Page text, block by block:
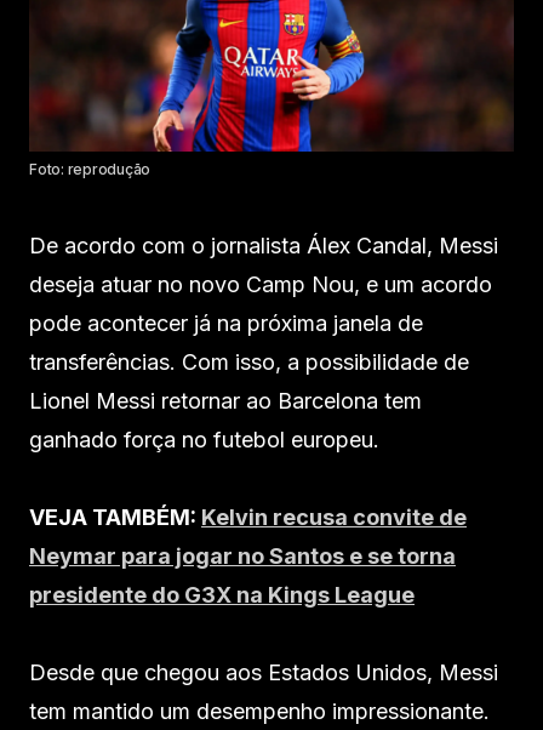
Foto: reprodução
De acordo com o jornalista Álex Candal, Messi
deseja atuar no novo Camp Nou, e um acordo
pode acontecer já na próxima janela de
transferências. Com isso, a possibilidade de
Lionel Messi retornar ao Barcelona tem
ganhado força no futebol europeu.
VEJA TAMBÉM: Kelvin recusa convite de
Neymar para jogar no Santos e se torna
presidente do G3X na Kings League
Desde que chegou aos Estados Unidos, Messi
tem mantido um desempenho impressionante.